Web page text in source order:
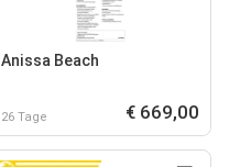
Anissa Beach
26 Tage € 669,00